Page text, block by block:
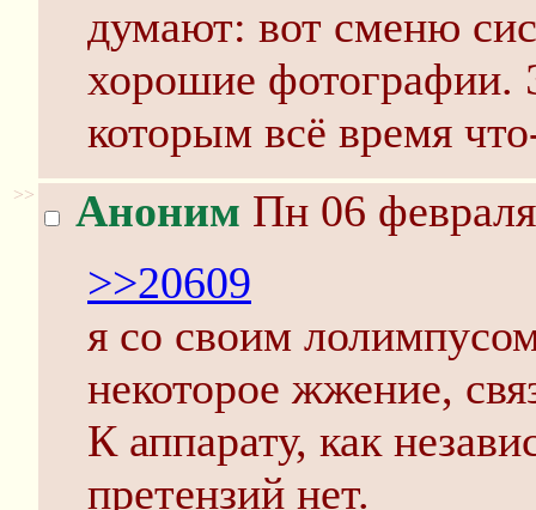
думают: вот сменю
хорошие фотографии.
которым всё время
>> Аноним Пн 06
>>20609
я со своим
некоторое жжение,
К аппарату, как
претензий нет.